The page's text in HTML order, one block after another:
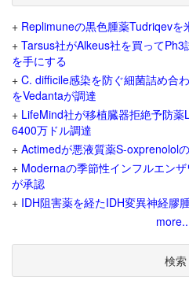
+ Replimuneの黒色腫薬Tudriqevを
+ Tarsus社がAlkeus社を買って
を手にする
+ C. difficile感染を防ぐ細菌詰め合
をVedantaが調達
+ LifeMind社が移植臓器拒絶予防
6400万ドル調達
+ Actimedが悪液質薬S-oxprenolol
+ Modernaの季節性インフルエン
が承認
+ IDH阻害薬を経たIDH変異神経膠
検索